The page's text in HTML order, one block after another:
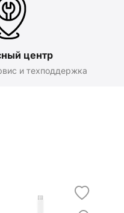
центр
и техподдержка